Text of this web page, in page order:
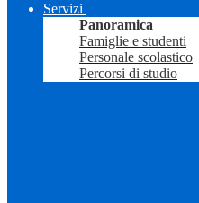
Servizi
Panoramica
Famiglie e studenti
Personale scolastico
Percorsi di studio